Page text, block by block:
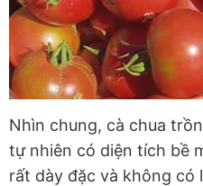
Nhìn chung, cà chua
tự nhiên có diện tích bề
rất dày đặc và không có